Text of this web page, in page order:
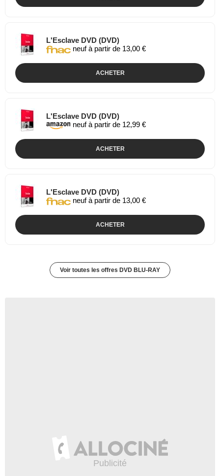
L'Esclave DVD (DVD)
neuf à partir de 13,00 €
ACHETER
L'Esclave DVD (DVD)
neuf à partir de 12,99 €
ACHETER
L'Esclave DVD (DVD)
neuf à partir de 13,00 €
ACHETER
Voir toutes les offres DVD BLU-RAY